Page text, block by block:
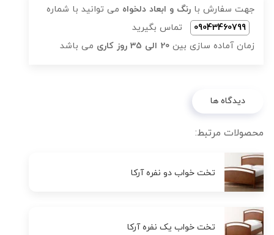
جهت سفارش با رنگ و ابعاد دلخواه می توانید با شماره
09043460799
تماس بگیرید
زمان آماده سازی بین 20 الی 35 روز کاری می باشد
دیدگاه ها
محصولات مرتبط:
تخت خواب دو نفره آرکا
تخت خواب یک نفره آرکا